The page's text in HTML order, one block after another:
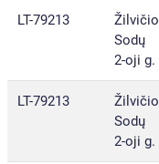
LT-79213
Žilvičio
Sodų
2-oji g.
LT-79213
Žilvičio
Sodų
2-oji g.